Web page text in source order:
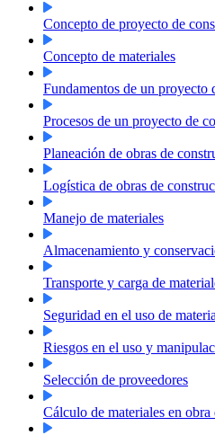
Concepto de proyecto de
Concepto de materiales
Fundamentos de un proyecto
Procesos de un proyecto de
Planeación de obras de
Logística de obras de
Manejo de materiales
Almacenamiento y
Transporte y carga de
Seguridad en el uso de
Riesgos en el uso y
Selección de proveedores
Cálculo de materiales en obra